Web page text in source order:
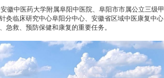
徽中医药大学附属阜阳中医院、阜阳市市属公立三级
灸临床研究中心阜阳分中心、安徽省区域中医康复中
急救、预防保健和康复的重要任务。